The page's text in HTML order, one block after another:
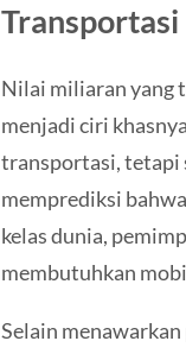
Transportasi
Nilai miliaran yang
menjadi ciri
transportasi, tetapi
memprediksi
kelas dunia,
membutuhkan
Selain